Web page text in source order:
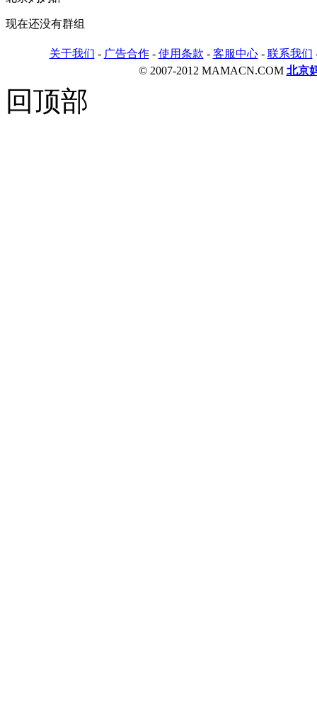
现在还没有群组
关于我们 - 广告合作- 使用条款 - 客服中心- 联系我们
© 2007-2012 MAMACN.COM 北京
回顶部